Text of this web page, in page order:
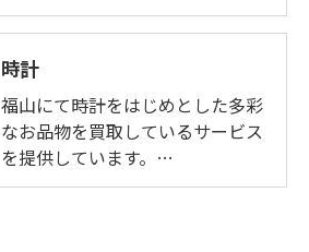
時計
福山にて時計をはじめとした多彩
なお品物を買取しているサービス
を提供しています。…